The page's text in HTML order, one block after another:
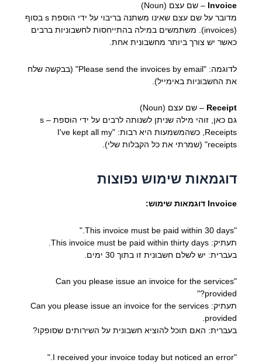
Invoice – שם עצם (Noun)
מדובר על שם עצם שאינו משתנה בריבוי על ידי הוספת s בסוף
(invoices). משתמשים במילה בהתייחסות לחשבוניות ברבים
כאשר יש צורך ביותר מחשבונית אחת.
לדוגמה: "Please send the invoices by email" (בבקשה שלח
את החשבוניות באימייל).
Receipt – שם עצם (Noun)
גם כאן, זוהי מילה שניתן לשנותה לרבים על ידי הוספת s –
Receipts, כשהמשמעות היא רבות: "I've kept all my
receipts" (שמרתי את כל הקבלות שלי).
דוגמאות שימוש נפוצות
Invoice דוגמאות שימוש:
"This invoice must be paid within 30 days."
תעתיק: This invoice must be paid within thirty days.
בעברית: יש לשלם חשבונית זו בתוך 30 ימים.
"Can you please issue an invoice for the services
provided?"
תעתיק: Can you please issue an invoice for the services
provided.
בעברית: האם תוכל להוציא חשבונית על השירותים שסופקו?
"I received your invoice today but noticed an error."